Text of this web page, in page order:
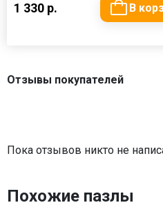
1 330 р. В
Отзывы покупателей
Пока отзывов никто не
Похожие пазлы